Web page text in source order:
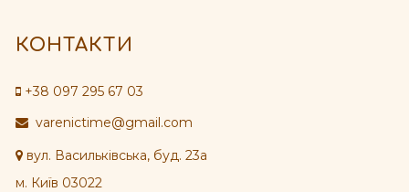
КОНТАКТИ
+38 097 295 67 03
varenictime@gmail.com
вул. Васильківська, буд. 23а
м. Київ 03022